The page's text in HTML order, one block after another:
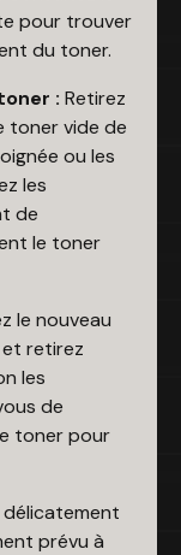
pour trouver
du toner.
: Retirez
toner vide de
ou les
les
de
le toner
le nouveau
retirez
les
de
toner pour
délicatement
prévu à